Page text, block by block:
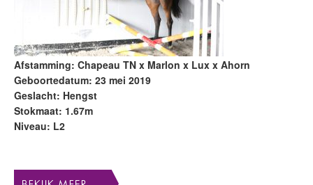
Afstamming: Chapeau TN x Marlon x Lux x Ahorn
Geboortedatum: 23 mei 2019
Geslacht: Hengst
Stokmaat: 1.67m
Niveau: L2